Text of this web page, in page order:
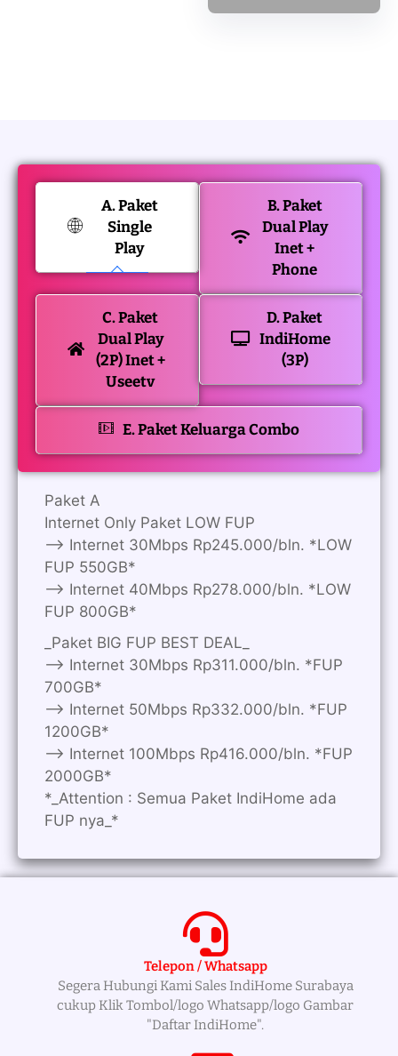
A. Paket
Single
Play
B. Paket
Dual Play
Inet +
Phone
C. Paket
Dual Play
(2P) Inet +
Useetv
D. Paket
IndiHome
(3P)
E. Paket Keluarga Combo
Paket A
Internet Only Paket LOW FUP
—> Internet 30Mbps Rp245.000/bln. *LOW
FUP 550GB*
—> Internet 40Mbps Rp278.000/bln. *LOW
FUP 800GB*
_Paket BIG FUP BEST DEAL_
—> Internet 30Mbps Rp311.000/bln. *FUP
700GB*
—> Internet 50Mbps Rp332.000/bln. *FUP
1200GB*
—> Internet 100Mbps Rp416.000/bln. *FUP
2000GB*
*_Attention : Semua Paket IndiHome ada
FUP nya_*
Telepon / Whatsapp
Segera Hubungi Kami Sales IndiHome Surabaya
cukup Klik Tombol/logo Whatsapp/logo Gambar
"Daftar IndiHome".